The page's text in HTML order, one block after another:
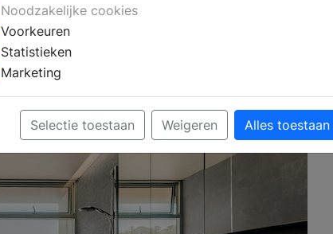
Noodzakelijke cookies
Voorkeuren
Statistieken
Marketing
Selectie toestaan Weigeren Alles toestaan